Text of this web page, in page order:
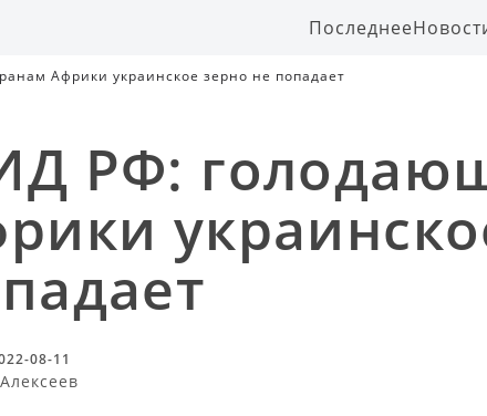
Последнее
Африки украинское зерно не попадает
РФ:
08-11